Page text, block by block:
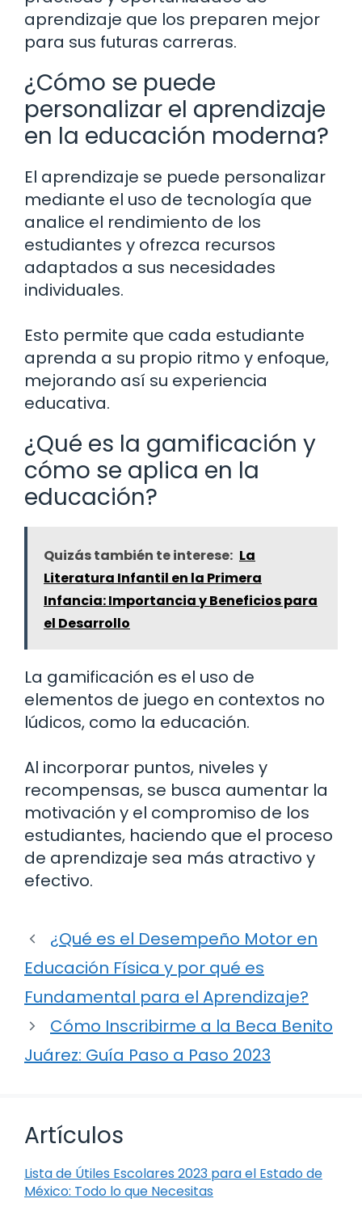
aprendizaje que los preparen mejor
para sus futuras carreras.
¿Cómo se puede
personalizar el aprendizaje
en la educación moderna?
El aprendizaje se puede personalizar
mediante el uso de tecnología que
analice el rendimiento de los
estudiantes y ofrezca recursos
adaptados a sus necesidades
individuales.
Esto permite que cada estudiante
aprenda a su propio ritmo y enfoque,
mejorando así su experiencia
educativa.
¿Qué es la gamificación y
cómo se aplica en la
educación?
Quizás también te interese: La
Literatura Infantil en la Primera
Infancia: Importancia y Beneficios para
el Desarrollo
La gamificación es el uso de
elementos de juego en contextos no
lúdicos, como la educación.
Al incorporar puntos, niveles y
recompensas, se busca aumentar la
motivación y el compromiso de los
estudiantes, haciendo que el proceso
de aprendizaje sea más atractivo y
efectivo.
¿Qué es el Desempeño Motor en
Educación Física y por qué es
Fundamental para el Aprendizaje?
Cómo Inscribirme a la Beca Benito
Juárez: Guía Paso a Paso 2023
Artículos
Lista de Útiles Escolares 2023 para el Estado de
México: Todo lo que Necesitas